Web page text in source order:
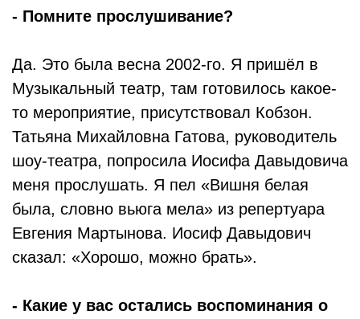
- Помните прослушивание?
Да. Это была весна 2002-го. Я пришёл в
Музыкальный театр, там готовилось какое-
то мероприятие, присутствовал Кобзон.
Татьяна Михайловна Гатова, руководитель
шоу-театра, попросила Иосифа Давыдовича
меня прослушать. Я пел «Вишня белая
была, словно вьюга мела» из репертуара
Евгения Мартынова. Иосиф Давыдович
сказал: «Хорошо, можно брать».
- Какие у вас остались воспоминания о